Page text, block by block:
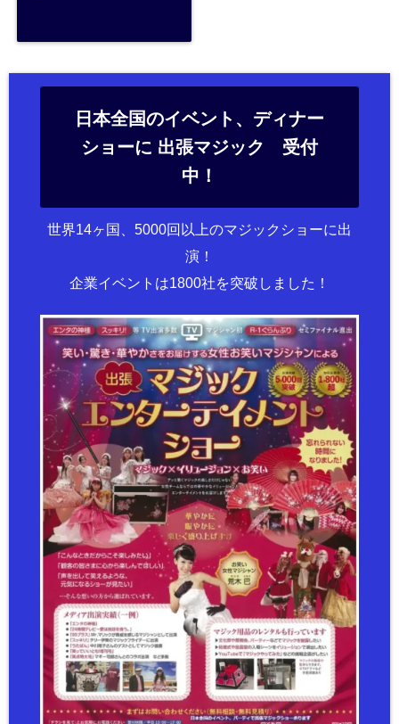
日本全国のイベント、ディナー
ショーに 出張マジック 受付
中！
世界14ヶ国、5000回以上のマジックショーに出
演！
企業イベントは1800社を突破しました！